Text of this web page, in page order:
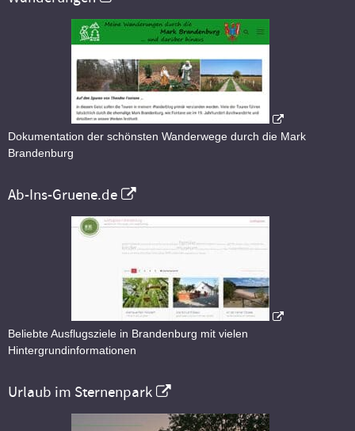
Dokumentation der schönsten Wanderwege durch die Mark
Brandenburg
Ab-Ins-Gruene.de
Beliebte Ausflugsziele in Brandenburg mit vielen
Hintergrundinformationen
Urlaub im Sternenpark